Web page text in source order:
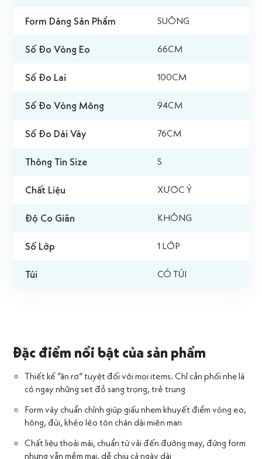
Form Dáng Sản Phẩm SUÔNG
Số Đo Vòng Eo 66CM
Số Đo Lai 100CM
Số Đo Vòng Mông 94CM
Số Đo Dài Váy 76CM
Thông Tin Size S
Chất Liệu XƯỢC Ý
Độ Co Giãn KHÔNG
Số Lớp 1 LỚP
Túi CÓ TÚI
Đặc điểm nổi bật của sản phẩm
Thiết kế “ăn rơ” tuyệt đối với mọi items. Chỉ cần phối nhẹ là
có ngay những set đồ sang trọng, trẻ trung
Form váy chuẩn chỉnh giúp giấu nhẹm khuyết điểm vòng eo,
hông, đùi, khéo léo tôn chân dài miên man
Chất liệu thoải mái, chuẩn từ vải đến đường may, đứng form
nhưng vẫn mềm mại, dễ chịu cả ngày dài